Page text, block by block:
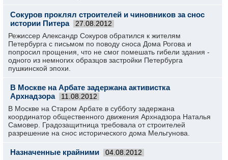
Сокуров проклял строителей и чиновников за снос
истории Питера
27.08.2012
Режиссер Александр Сокуров обратился к жителям
Петербурга с письмом по поводу сноса Дома Рогова и
попросил прощения, что не смог помешать гибели здания -
одного из немногих образцов застройки Петербурга
пушкинской эпохи.
В Москве на Арбате задержана активистка
Архнадзора
11.08.2012
В Москве на Старом Арбате в субботу задержана
координатор общественного движения Архнадзора Наталья
Самовер. Градозащитница требовала от строителей
разрешение на снос исторического дома Мельгунова.
Назначенные крайними 04.08.2012